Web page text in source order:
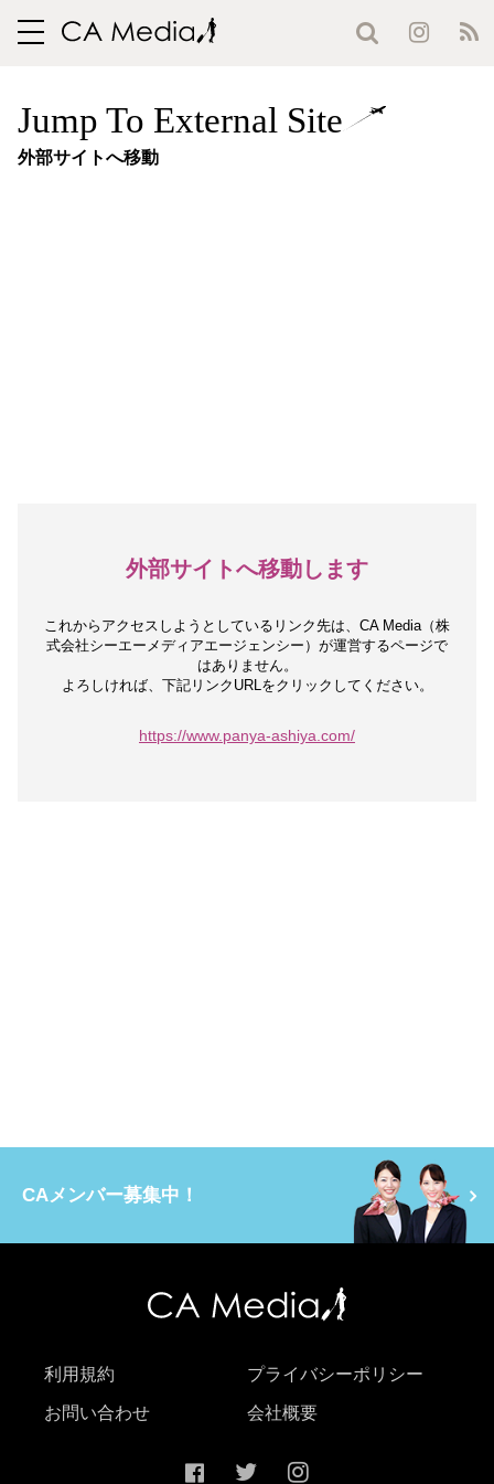
toggle
Jump To External Site
外部サイトへ移動
外部サイトへ移動します
これからアクセスしようとしているリンク先は、 CA Media（株
式会社シーエーメディアエージェンシー）が運営するページで
はありません。
よろしければ、下記リンクURLをクリックしてください。
https://www.panya-ashiya.com/
CAメンバー募集中！
利用規約 プライバシーポリシー
お問い合わせ 会社概要